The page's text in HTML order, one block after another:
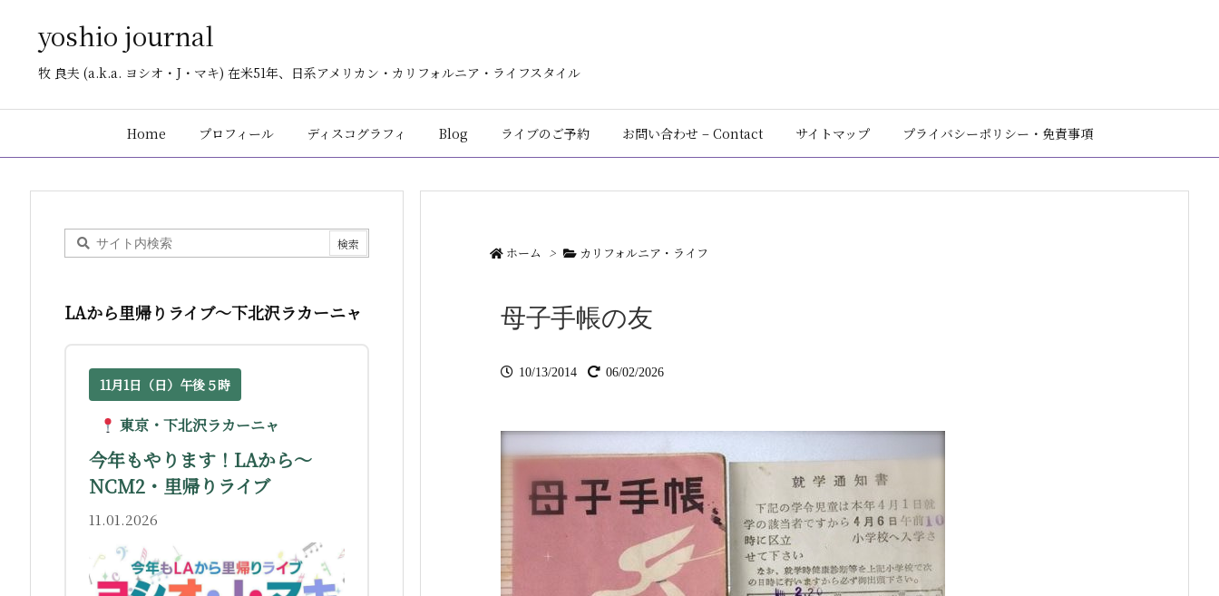
yoshio journal
牧 良夫 (a.k.a. ヨシオ・J・マキ) 在米51年、日系アメリカン・カリフォルニア・ライフスタイル
Home プロフィール ディスコグラフィ Blog ライブのご予約 お問い合わせ – Contact サイトマップ プライバシーポリシー・免責事項
ホーム > カリフォルニア・ライフ
母子手帳の友
10/13/2014 06/02/2026
LAから里帰りライブ〜下北沢ラカーニャ
11月1日（日）午後５時
東京・下北沢ラカーニャ
今年もやります！LAから〜
NCM2・里帰りライブ
11.01.2026